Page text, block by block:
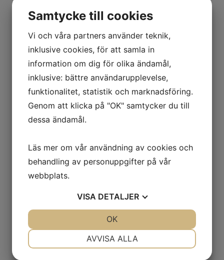
Allmän automationsteknik
Distribuerade styrsystem
Elektronik och mikrodatorteknik
Mät och reglerteknik
Mät och styrteknik
Processmätteknik 1
Processmätteknik 2
Processreglering
Programmerbara styrsystem
Robotteknik
Ellära 1
Praktisk Ellära
Fastighetsautomation 1
Industriell IT
Mekatronik 1
Mikrodatortillämpningar
Teknikprogrammet
CAD 1&2
Mekatronik 2
Mikrodatortillämpningar
Programmering 1
Samtycke till cookies
Vi och våra partners använder teknik,
inklusive cookies, för att samla in
information om dig för olika ändamål,
inklusive: bättre användarupplevelse,
funktionalitet, statistik och marknadsföring.
Genom att klicka på "OK" samtycker du till
dessa ändamål.
Läs mer om vår användning av cookies och
behandling av personuppgifter på vår
webbplats.
VISA DETALJER
AVVISA ALLA
OK